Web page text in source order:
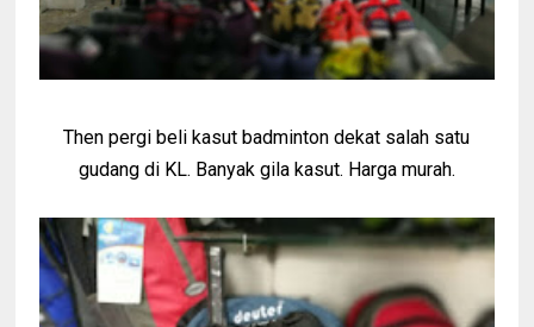
Then pergi beli kasut badminton dekat salah satu
gudang di KL. Banyak gila kasut. Harga murah.